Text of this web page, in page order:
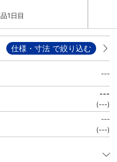
1日目
仕様・寸法 で絞り込む
---
---
(---)
---
(---)